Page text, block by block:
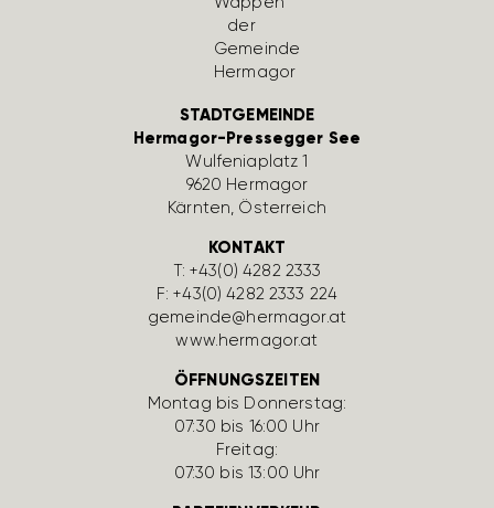
STADTGEMEINDE
Hermagor-Pressegger See
Wulfe­nia­platz 1
9620 Hermagor
Kärnten, Öster­reich
KONTAKT
T:+43(0) 4282 2333
F: +43(0) 4282 2333 224
gemeinde@hermagor.at
www.hermagor.at
ÖFFNUNGSZEITEN
Montag bis Donnerstag:
07:30 bis 16:00 Uhr
Freitag:
07:30 bis 13:00 Uhr